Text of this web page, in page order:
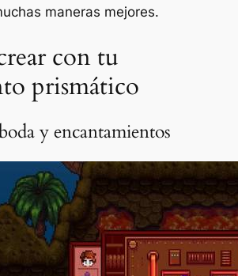
maneras mejores.
con tu
prismático
y encantamientos